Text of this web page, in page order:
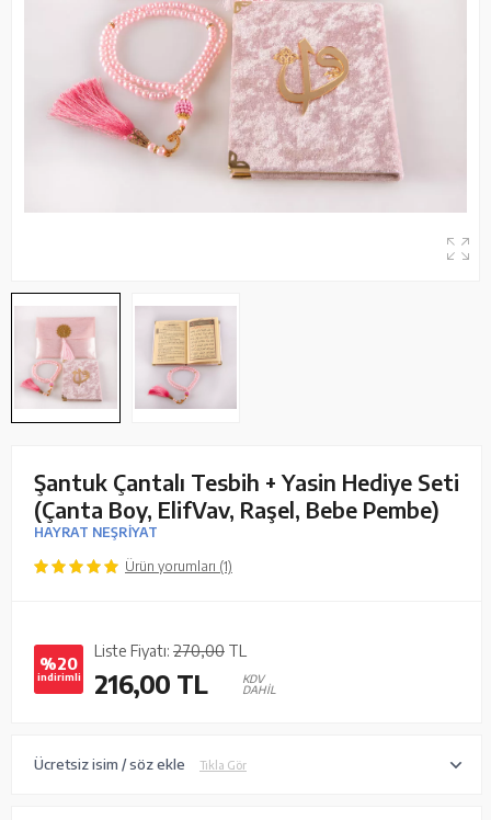
Şantuk Çantalı Tesbih + Yasin Hediye Seti
(Çanta Boy, ElifVav, Raşel, Bebe Pembe)
HAYRAT NEŞRİYAT
Ürün yorumları (1)
%20
indirimli
Liste Fiyatı: 270,00 TL
216,00 TL
KDV
DAHİL
Ücretsiz isim / söz ekle Tıkla Gör